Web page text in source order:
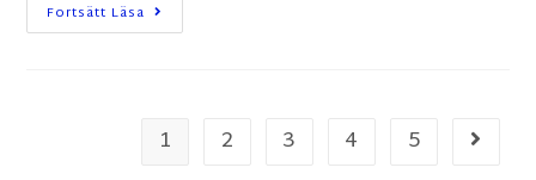
Fortsätt Läsa
1 2 3 4 5